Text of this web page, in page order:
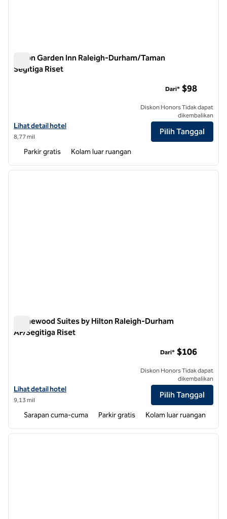
Hilton Garden Inn Raleigh-Durham/Taman
Segitiga Riset
Lihat detail hotel untuk Hilton Garden Inn Raleigh-Durham/
Lihat detail hotel
8,77 mil
Dari* $98
Diskon Honors Tidak dapat
dikembalikan
Pilih Tanggal
Parkir gratis Kolam luar ruangan
1 dari 11
Homewood Suites by Hilton Raleigh-Durham
AP/Segitiga Riset
Lihat detail hotel untuk Homewood Suites by Hilton Raleigh-
Lihat detail hotel
9,13 mil
Dari* $106
Diskon Honors Tidak dapat
dikembalikan
Pilih Tanggal
Sarapan cuma-cuma Parkir gratis Kolam luar ruangan
1 dari 12